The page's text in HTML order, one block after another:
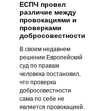
ЕСПЧ провел
различие между
провокациями и
проверками
добросовестности
В своем недавнем
решении Европейский
суд по правам
человека постановил,
что проверка
добросовестности
сама по себе не
является провокацией.